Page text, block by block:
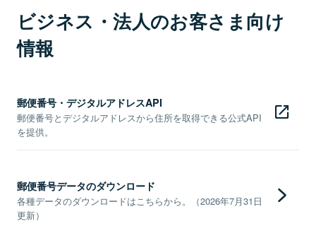
ビジネス・法人のお客さま向け
情報
郵便番号・デジタルアドレスAPI
郵便番号とデジタルアドレスから住所を取得できる公式API
を提供。
郵便番号データのダウンロード
各種データのダウンロードはこちらから。（2026年7月31日
更新）